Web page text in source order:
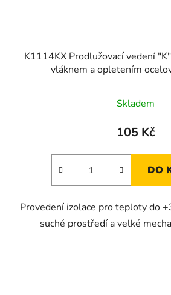
K1114KX Prodlužovací vedení
vláknem a opletením
Skladem
105 Kč
DO
Provedení izolace pro teploty do
suché prostředí a velké